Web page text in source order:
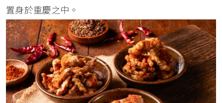
置身於重慶之中。